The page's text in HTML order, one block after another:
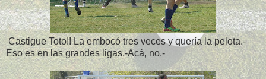
Castigue Toto!! La embocó tres veces y quería la pelota.-
Eso es en las grandes ligas.-Acá, no.-